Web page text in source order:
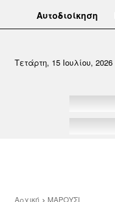
Αυτοδιοίκηση
Τετάρτη, 15 Ιουλίου, 2026
Αρχική ΜΑΡΟΥΣΙ